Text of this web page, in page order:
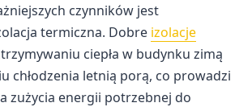
czynników jest
termiczna. Dobre izolacje
ciepła w budynku zimą
chłodzenia letnią porą, co prowadzi
zużycia energii potrzebnej do